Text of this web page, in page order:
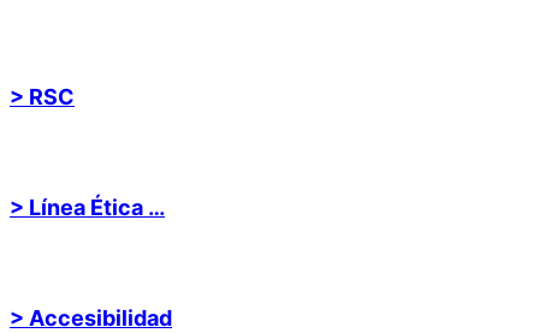
> RSC
> Línea Ética …
> Accesibilidad